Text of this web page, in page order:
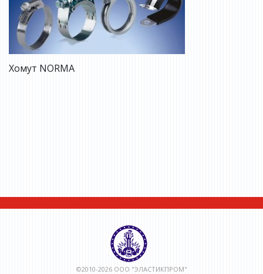
Хомут NORMA
©2010-2026 ООО "ЭЛАСТИКПРОМ"